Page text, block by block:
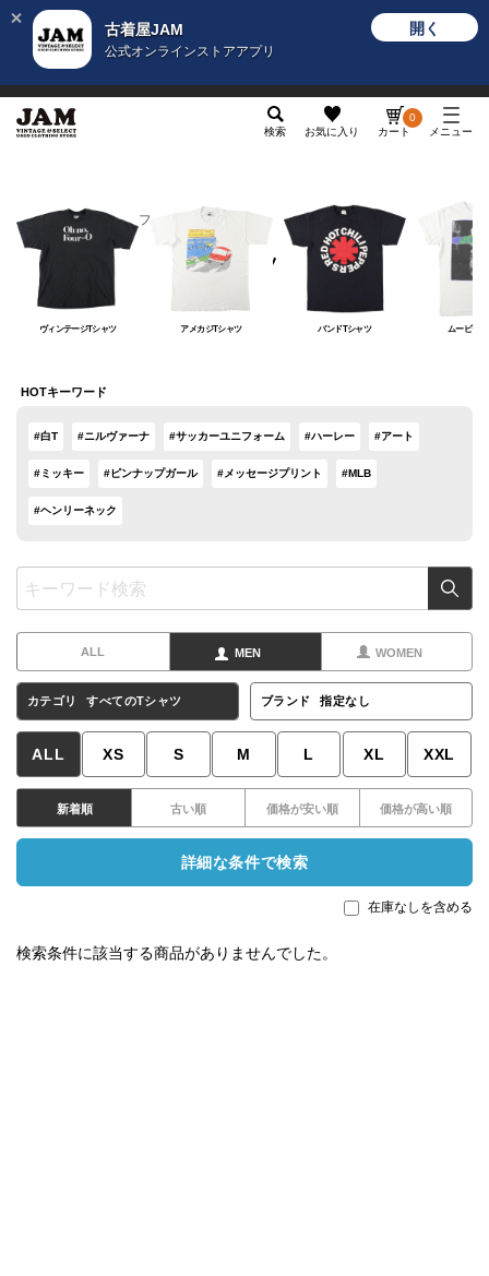
古着屋JAM
公式オンラインストアアプリ
開く
検索 お気に入り カート
0
メニュー
メンズ トップス Tシャツ
Tシャツ
ヴィンテージTシャツ アメカジTシャツ バンドTシャツ ムービーT
HOTキーワード
#白T #ニルヴァーナ #サッカーユニフォーム #ハーレー #アート
#ミッキー #ピンナップガール #メッセージプリント #MLB
#ヘンリーネック
ALL MEN WOMEN
カテゴリ すべてのTシャツ ブランド 指定なし
ALL XS S M L XL XXL
新着順 古い順 価格が安い順 価格が高い順
詳細な条件で検索
在庫なしを含める
検索条件に該当する商品がありませんでした。